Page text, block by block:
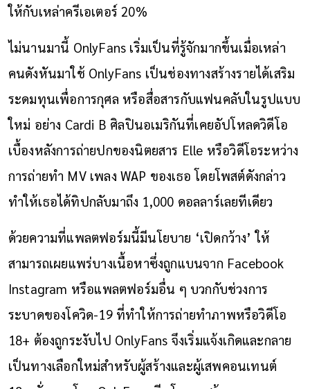
ให้กับเหล่าครีเอเตอร์ 20%
ไม่นานมานี้ OnlyFans เริ่มเป็นที่รู้จักมากขึ้นเมื่อเหล่า
คนดังหันมาใช้ OnlyFans เป็นช่องทางสร้างรายได้เสริม
ระดมทุนเพื่อการกุศล หรือสื่อสารกับแฟนคลับในรูปแบบ
ใหม่ อย่าง Cardi B ศิลปินอเมริกันที่เคยอัปโหลดวิดีโอ
เบื้องหลังการถ่ายปกของนิตยสาร Elle หรือวิดีโอระหว่าง
การถ่ายทำ MV เพลง WAP ของเธอ โดยโพสต์ดังกล่าว
ทำให้เธอได้ทิปกลับมาถึง 1,000 ดอลลาร์เลยทีเดียว
ด้วยความที่แพลตฟอร์มนี้มีนโยบาย ‘เปิดกว้าง’ ให้
สามารถเผยแพร่บางเนื้อหาซึ่งถูกแบนจาก Facebook
Instagram หรือแพลตฟอร์มอื่น ๆ บวกกับช่วงการ
ระบาดของโควิด-19 ที่ทำให้การถ่ายทำภาพหรือวิดีโอ
18+ ต้องถูกระงับไป OnlyFans จึงเริ่มแจ้งเกิดและกลาย
เป็นทางเลือกใหม่สำหรับผู้สร้างและผู้เสพคอนเทนต์